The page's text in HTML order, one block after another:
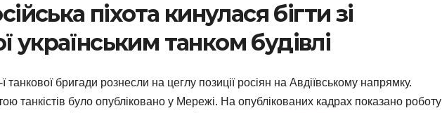
піхота кинулася бігти зі
українським танком будівлі
танкової бригади рознесли на цеглу позиції росіян на Авдіївському напрямку.
танкістів було опубліковано у Мережі. На опублікованих кадрах показано роботу